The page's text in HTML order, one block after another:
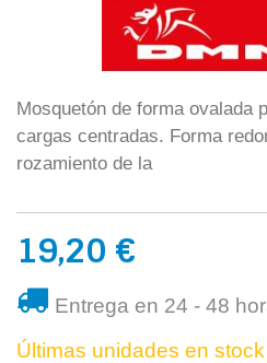
Mosquetón de forma ovalada
cargas centradas. Forma
rozamiento de la
19,20 €
Entrega en 24 - 48
Últimas unidades en stock